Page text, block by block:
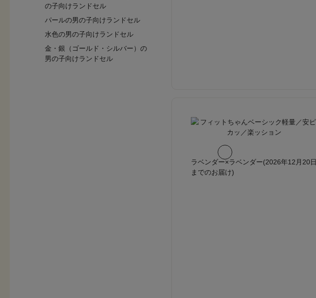
の子向けランドセル
パールの男の子向けランドセル
水色の男の子向けランドセル
金・銀（ゴールド・シルバー）の
男の子向けランドセル
ラベンダー×ラベンダー(2026年12月20日
までのお届け)